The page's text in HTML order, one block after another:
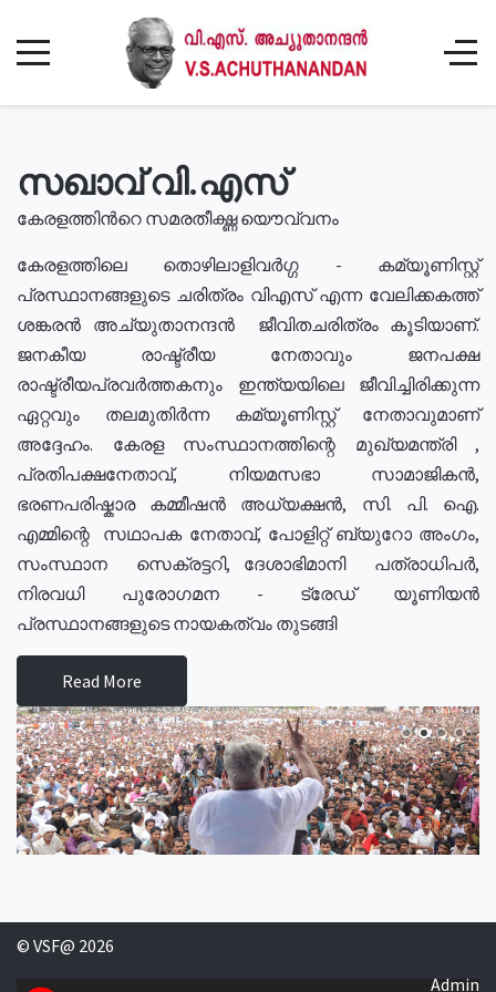
സഖാവ് വി.എസ്
കേരളത്തിൻറെ സമരതീക്ഷ്ണ യൌവ്വനം
കേരളത്തിലെ തൊഴിലാളിവർഗ്ഗ - കമ്യൂണിസ്റ്റ്
പ്രസ്ഥാനങ്ങളുടെ ചരിത്രം വിഎസ് എന്ന വേലിക്കകത്ത്
ശങ്കരൻ അച്യുതാനന്ദൻ ജീവിതചരിത്രം കൂടിയാണ്.
ജനകീയ രാഷ്ട്രീയ നേതാവും ജനപക്ഷ
രാഷ്ട്രീയപ്രവർത്തകനും ഇന്ത്യയിലെ ജീവിച്ചിരിക്കുന്ന
ഏറ്റവും തലമുതിർന്ന കമ്യൂണിസ്റ്റ് നേതാവുമാണ്
അദ്ദേഹം. കേരള സംസ്ഥാനത്തിന്റെ മുഖ്യമന്ത്രി ,
പ്രതിപക്ഷനേതാവ്, നിയമസഭാ സാമാജികൻ,
ഭരണപരിഷ്കാര കമ്മീഷൻ അധ്യക്ഷൻ, സി. പി. ഐ.
എമ്മിന്റെ സഥാപക നേതാവ്, പോളിറ്റ് ബ്യുറോ അംഗം,
സംസ്ഥാന സെക്രട്ടറി, ദേശാഭിമാനി പത്രാധിപർ,
നിരവധി പുരോഗമന - ട്രേഡ് യൂണിയൻ
പ്രസ്ഥാനങ്ങളുടെ നായകത്വം തുടങ്ങി
Read More
© VSF@ 2026
Admin